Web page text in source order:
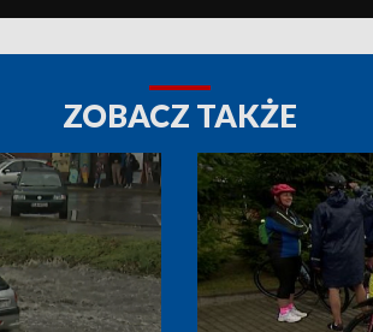
ZOBACZ TAKŻE